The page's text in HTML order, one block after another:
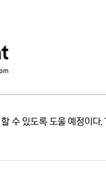
수 있도록 도울 예정이다.